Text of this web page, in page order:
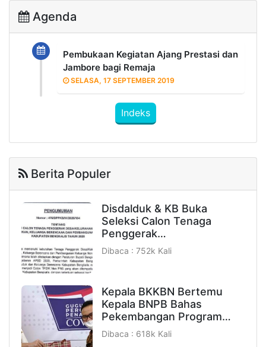
Agenda
Pembukaan Kegiatan Ajang Prestasi dan
Jambore bagi Remaja
SELASA, 17 SEPTEMBER 2019
Indeks
Berita Populer
Disdalduk & KB Buka
Seleksi Calon Tenaga
Penggerak…
Dibaca : 752k Kali
Kepala BKKBN Bertemu
Kepala BNPB Bahas
Pekembangan Program…
Dibaca : 618k Kali